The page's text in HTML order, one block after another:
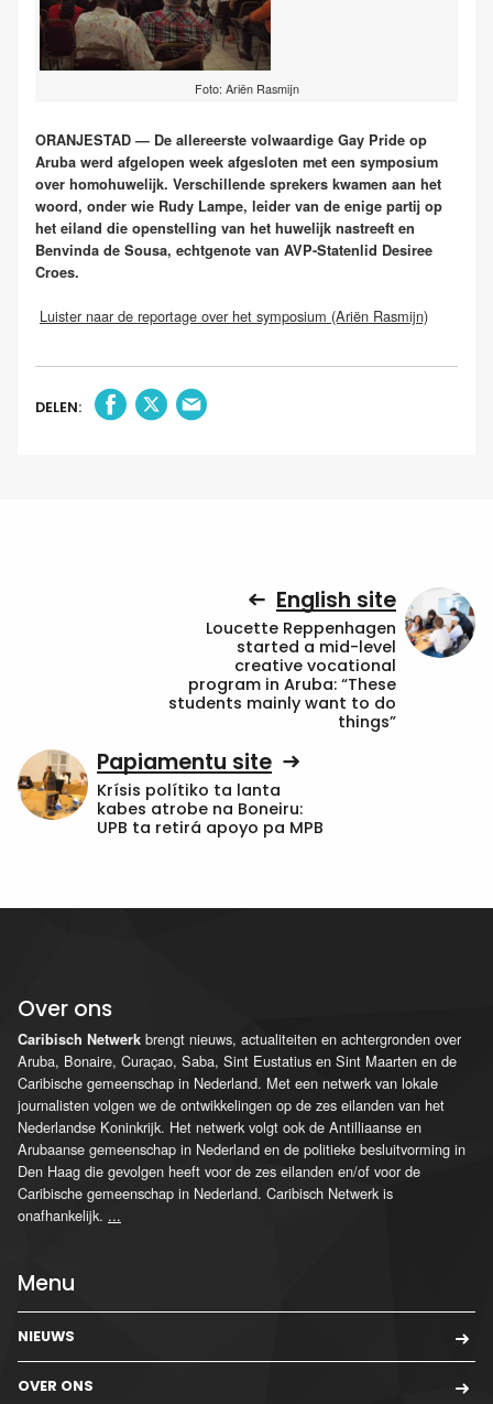
Foto: Ariën Rasmijn
ORANJESTAD — De allereerste volwaardige Gay Pride op
Aruba werd afgelopen week afgesloten met een symposium
over homohuwelijk. Verschillende sprekers kwamen aan het
woord, onder wie Rudy Lampe, leider van de enige partij op
het eiland die openstelling van het huwelijk nastreeft en
Benvinda de Sousa, echtgenote van AVP-Statenlid Desiree
Croes.
Luister naar de reportage over het symposium (Ariën Rasmijn)
DELEN:
English site
Loucette Reppenhagen
started a mid-level
creative vocational
program in Aruba: “These
students mainly want to do
things”
Papiamentu site
Krísis polítiko ta lanta
kabes atrobe na Boneiru:
UPB ta retirá apoyo pa MPB
Over ons
Caribisch Netwerk brengt nieuws, actualiteiten en achtergronden over
Aruba, Bonaire, Curaçao, Saba, Sint Eustatius en Sint Maarten en de
Caribische gemeenschap in Nederland. Met een netwerk van lokale
journalisten volgen we de ontwikkelingen op de zes eilanden van het
Nederlandse Koninkrijk. Het netwerk volgt ook de Antilliaanse en
Arubaanse gemeenschap in Nederland en de politieke besluitvorming in
Den Haag die gevolgen heeft voor de zes eilanden en/of voor de
Caribische gemeenschap in Nederland. Caribisch Netwerk is
onafhankelijk. ...
Menu
NIEUWS
OVER ONS